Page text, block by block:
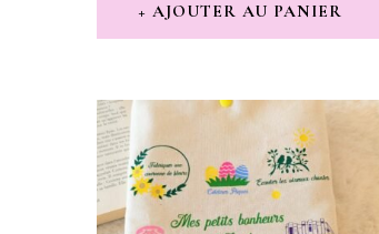
AJOUTER AU PANIER